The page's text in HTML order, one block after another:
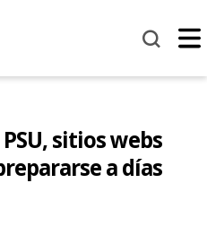
sitios webs
a días